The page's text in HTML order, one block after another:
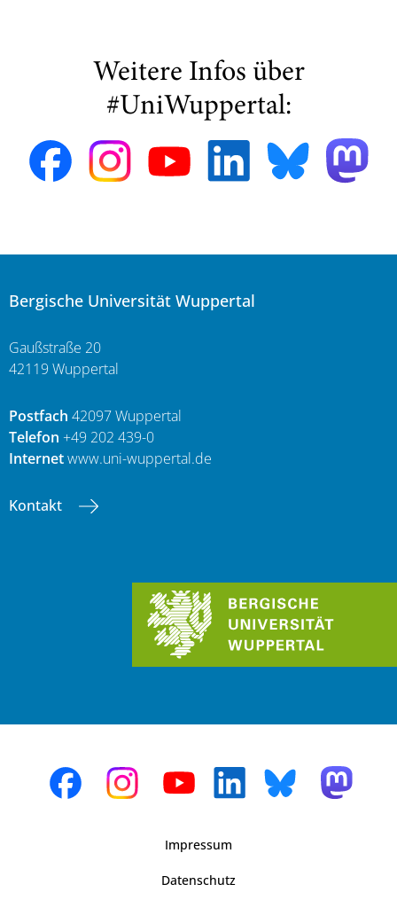
Weitere Infos über
#UniWuppertal:
Bergische Universität Wuppertal
Gaußstraße 20
42119 Wuppertal
Postfach 42097 Wuppertal
Telefon +49 202 439-0
Internetwww.uni-wuppertal.de
Kontakt
Impressum
Datenschutz